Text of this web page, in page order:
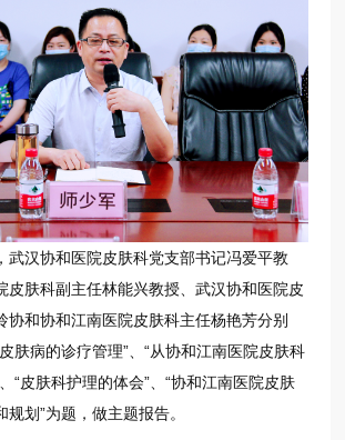
武汉协和医院皮肤科党支部书记冯爱平教
皮肤科副主任林能兴教授、武汉协和医院皮
协和协和江南医院皮肤科主任杨艳芳分别
肤病的诊疗管理”、“从协和江南医院皮肤科
“皮肤科护理的体会”、“协和江南医院皮肤
划”为题，做主题报告。